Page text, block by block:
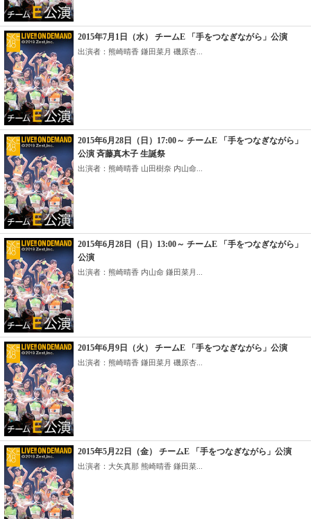
2015年7月1日（水） チームE 「手をつなぎながら」公演
出演者：熊崎晴香 鎌田菜月 磯原杏...
2015年6月28日（日）17:00～ チームE 「手をつなぎながら」
公演 斉藤真木子 生誕祭
出演者：熊崎晴香 山田樹奈 内山命...
2015年6月28日（日）13:00～ チームE 「手をつなぎながら」
公演
出演者：熊崎晴香 内山命 鎌田菜月...
2015年6月9日（火） チームE 「手をつなぎながら」公演
出演者：熊崎晴香 鎌田菜月 磯原杏...
2015年5月22日（金） チームE 「手をつなぎながら」公演
出演者：大矢真那 熊崎晴香 鎌田菜...